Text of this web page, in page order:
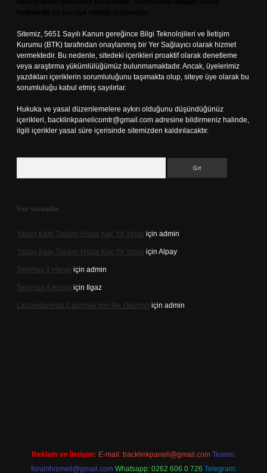
Sitemiz, 5651 Sayılı Kanun gereğince Bilgi Teknolojileri ve İletişim
Kurumu (BTK) tarafından onaylanmış bir Yer Sağlayıcı olarak hizmet
vermektedir. Bu nedenle, sitedeki içerikleri proaktif olarak denetleme
veya araştırma yükümlülüğümüz bulunmamaktadır. Ancak, üyelerimiz
yazdıkları içeriklerin sorumluluğunu taşımakta olup, siteye üye olarak bu
sorumluluğu kabul etmiş sayılırlar.
Hukuka ve yasal düzenlemelere aykırı olduğunu düşündüğünüz
içerikleri, backlinkpanelicomtr@gmail.com adresine bildirmeniz halinde,
ilgili içerikler yasal süre içerisinde sitemizden kaldırılacaktır.
Son yorumlar
Yapay Kalp Takılan Hasta Kaç Yıl Yaşar için admin
Yapay Kalp Takılan Hasta Kaç Yıl Yaşar için Alpay
Temmuz 4 Hangi için admin
Temmuz 4 Hangi için Ilgaz
Laboratuvarda Çalışmak Için Ne Okumalı için admin
Reklam ve İletişim: E-mail: backlinkpaneli@gmail.com Teams:
forumhizmeti@gmail.com Whatsapp: 0262 606 0 726 Telegram: